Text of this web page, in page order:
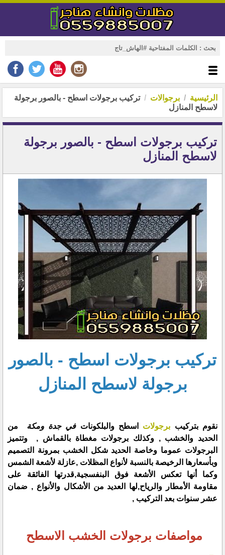
الرئيسية برجوالات
تركيب برجولات اسطح - بالصور برجولة
لاسطح المنازل
تركيب برجولات اسطح - بالصور برجولة
لاسطح المنازل
تركيب برجولات اسطح - بالصور
برجولة لاسطح المنازل
نقوم بتركيب برجولات اسطح والبلكونات في جدة ومكة من
الحديد والخشب , وكذلك برجولات مغطاة بالقماش , وتتميز
البرجولات عموما وخاصة الحديد شكل الخشب بمرونة التصميم
وبأسعارها الرخيصة بالنسبة لأنواع المظلات ,عازلة لأشعة الشمس
وكما أنها تعكس الأشعة فوق البنفسجية,قدرتها الفائقة على
مقاومة الأمطار والرياح,لها العديد من الأشكال والأنواع , ضمان
عشر سنوات بعد التركيب ,
مواصفات برجولات الخشب الاسطح